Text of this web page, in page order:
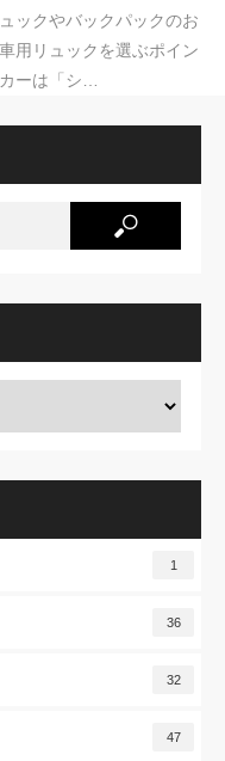
ックやバックパックのお
用リュックを選ぶポイン
ーは「シ…
1
36
32
47